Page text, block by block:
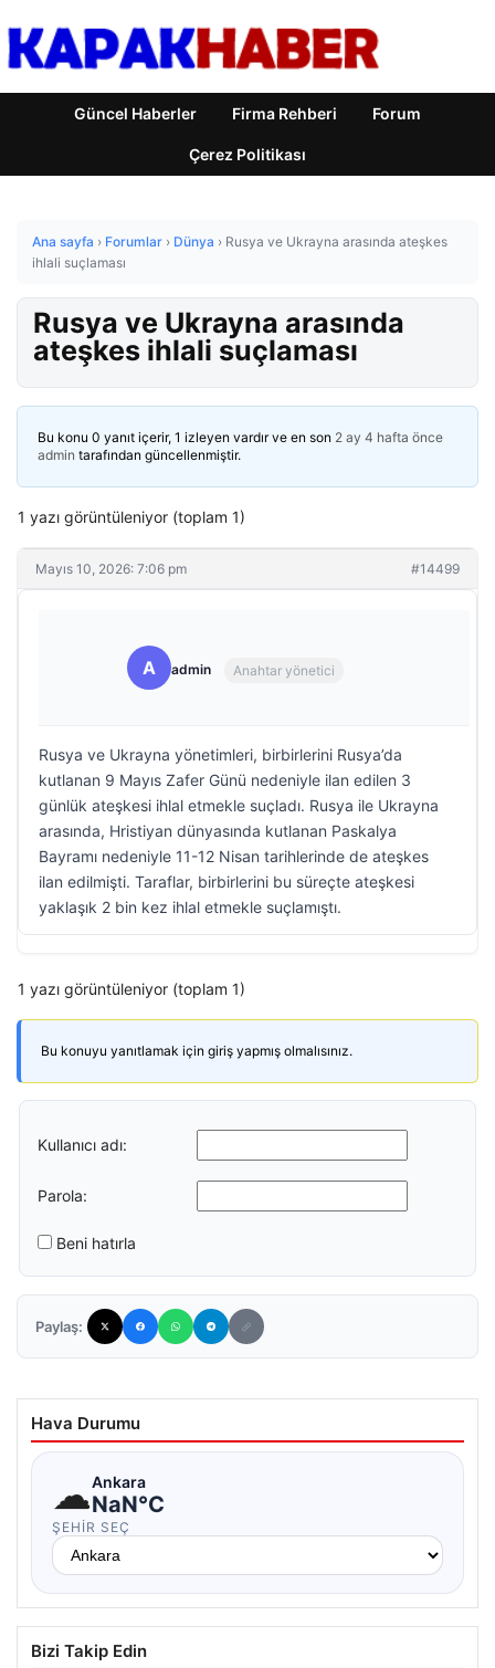
Güncel Haberler Firma Rehberi Forum
Çerez Politikası
Ana sayfa › Forumlar › Dünya › Rusya ve Ukrayna arasında ateşkes
ihlali suçlaması
Rusya ve Ukrayna arasında
ateşkes ihlali suçlaması
Bu konu 0 yanıt içerir, 1 izleyen vardır ve en son 2 ay 4 hafta önce
admin tarafından güncellenmiştir.
1 yazı görüntüleniyor (toplam 1)
Mayıs 10, 2026: 7:06 pm #14499
A admin Anahtar yönetici
Rusya ve Ukrayna yönetimleri, birbirlerini Rusya’da
kutlanan 9 Mayıs Zafer Günü nedeniyle ilan edilen 3
günlük ateşkesi ihlal etmekle suçladı. Rusya ile Ukrayna
arasında, Hristiyan dünyasında kutlanan Paskalya
Bayramı nedeniyle 11-12 Nisan tarihlerinde de ateşkes
ilan edilmişti. Taraflar, birbirlerini bu süreçte ateşkesi
yaklaşık 2 bin kez ihlal etmekle suçlamıştı.
1 yazı görüntüleniyor (toplam 1)
Bu konuyu yanıtlamak için giriş yapmış olmalısınız.
Kullanıcı adı:
Parola:
Beni hatırla
Paylaş:
Hava Durumu
☁Ankara
NaN°C
ŞEHIR SEÇ
Bizi Takip Edin